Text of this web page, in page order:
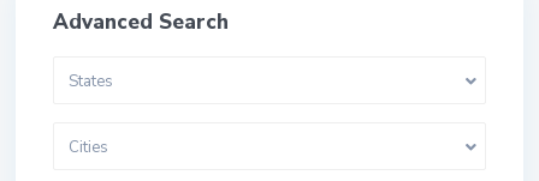
Advanced Search
States
Cities